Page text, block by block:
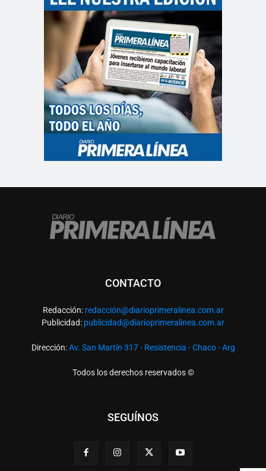
CONTACTO
Redacción: redacción@diarioprimeralinea.com.ar
Publicidad: publicidad@diarioprimeralinea.com.ar
Dirección:Av. San Martín 317 - Resistencia - Chaco - Arg
Todos los derechos reservados ©
SEGUÍNOS